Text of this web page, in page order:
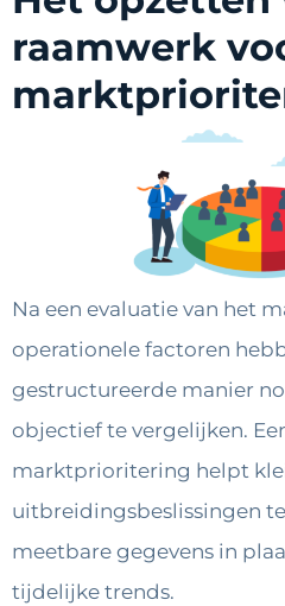
raamwerk
Na een evaluatie van het
operationele factoren
gestructureerde manier
objectief te vergelijken.
marktprioritering helpt
uitbreidingsbeslissingen
meetbare gegevens in
tijdelijke trends.